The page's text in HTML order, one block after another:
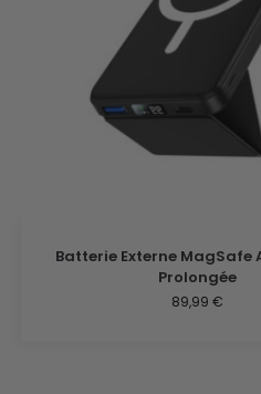
Batterie Externe MagSafe
Prolongée
89,99€